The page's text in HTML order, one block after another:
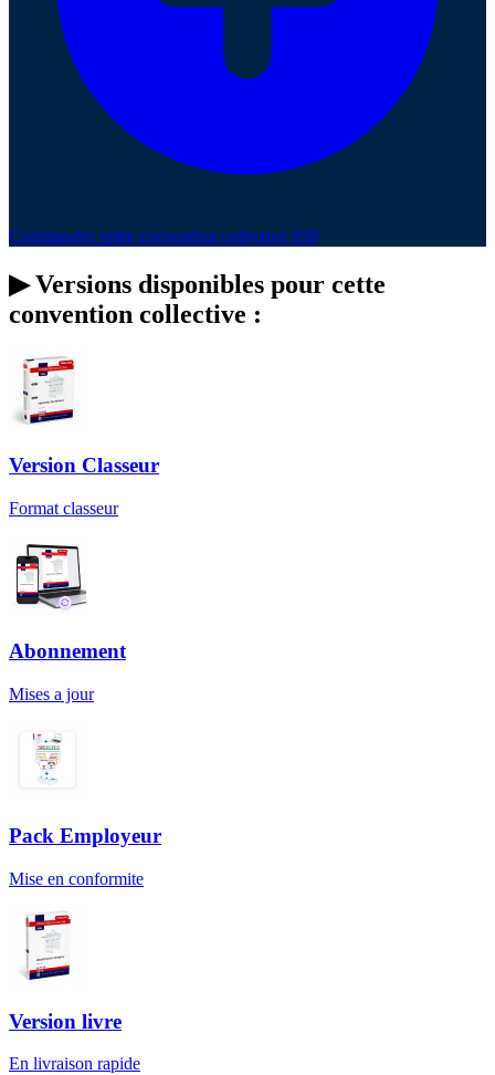
Commander votre convention collective 959
▶Versions disponibles pour cette
convention collective :
Version Classeur
Format classeur
Abonnement
Mises a jour
Pack Employeur
Mise en conformite
Version livre
En livraison rapide